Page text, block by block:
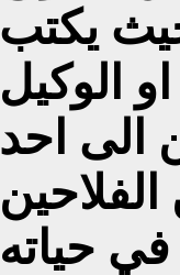
يكتب
الوكيل
الى احد
حياته